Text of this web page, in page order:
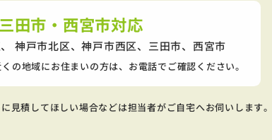
田市・西宮市対応
神戸市北区、神戸市西区、 三田市、西宮市
の地域にお住まいの方は、お電話でご確認ください。
見積してほしい場合などは担当者がご自宅へお伺いします